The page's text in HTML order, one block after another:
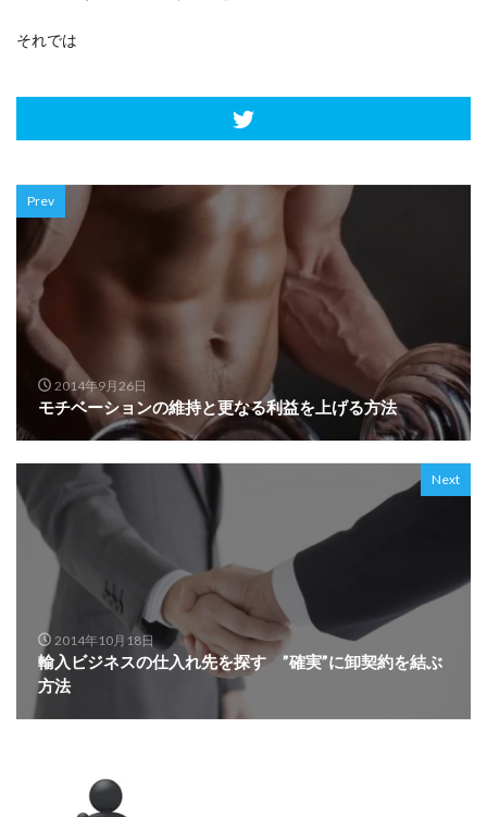
それでは
Prev
2014年9月26日
モチベーションの維持と更なる利益を上げる方法
Next
2014年10月18日
輸入ビジネスの仕入れ先を探す ”確実”に卸契約を結ぶ
方法